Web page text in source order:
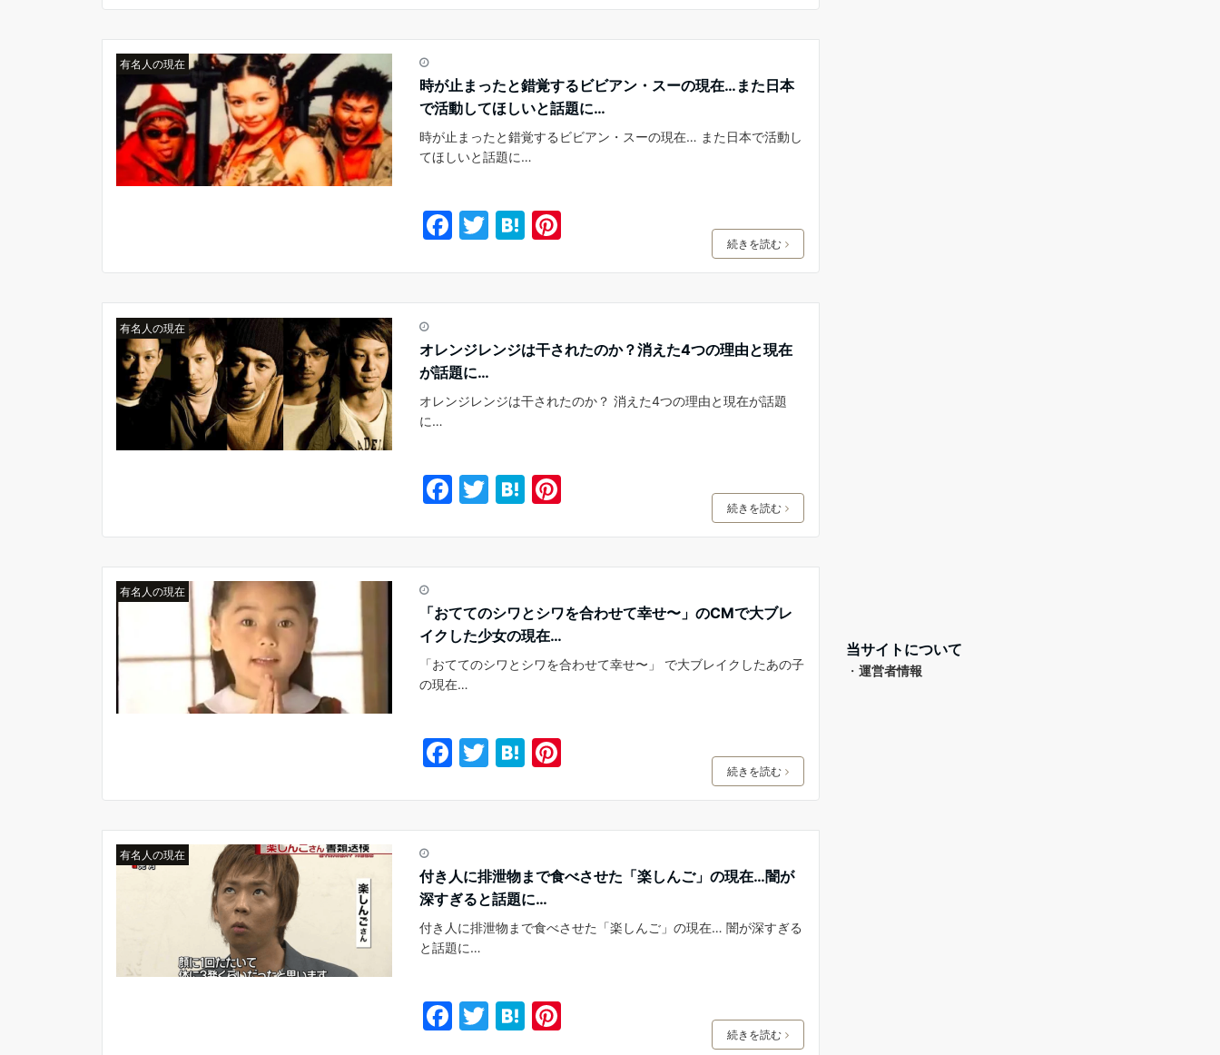
c
e
b
o
o
k
itt
er
e
n
a
er
e
st
有名人の現在
時が止まったと錯覚するビビアン・スーの現在…また日本
で活動してほしいと話題に…
時が止まったと錯覚するビビアン・スーの現在… また日本で活動し
てほしいと話題に…
F
c
e
b
o
o
T
itt
er
H
e
n
a
Pi
er
e
st
続きを読む
有名人の現在
オレンジレンジは干されたのか？消えた4つの理由と現在
が話題に…
オレンジレンジは干されたのか？ 消えた4つの理由と現在が話題
に…
F
c
e
b
o
o
k
T
itt
er
H
e
n
a
Pi
er
e
st
続きを読む
有名人の現在
「おててのシワとシワを合わせて幸せ〜」のCMで大ブレ
イクした少女の現在…
「おててのシワとシワを合わせて幸せ〜」 で大ブレイクしたあの子
の現在…
F
c
e
b
o
o
k
T
itt
er
H
e
n
a
Pi
er
e
st
続きを読む
有名人の現在
付き人に排泄物まで食べさせた「楽しんご」の現在…闇が
深すぎると話題に…
付き人に排泄物まで食べさせた「楽しんご」の現在… 闇が深すぎる
と話題に…
F T H Pi
続きを読む
当サイトについて
・ 運営者情報